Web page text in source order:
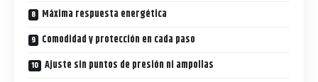
Máxima respuesta energética
Comodidad y protección en cada paso
Ajuste sin puntos de presión ni ampollas